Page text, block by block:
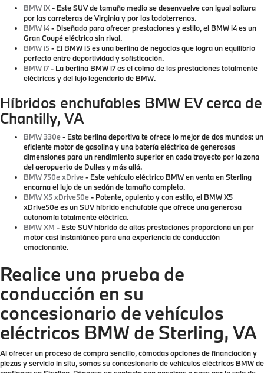
BMW iX- Este SUV de tamaño medio se desenvuelve con igual soltura
por las carreteras de Virginia y por los todoterrenos.
BMW i4- Diseñado para ofrecer prestaciones y estilo, el BMW i4 es un
Gran Coupé eléctrico sin rival.
BMW i5- El BMW i5 es una berlina de negocios que logra un equilibrio
perfecto entre deportividad y sofisticación.
BMW i7- La berlina BMW i7 es el colmo de las prestaciones totalmente
eléctricas y del lujo legendario de BMW.
Híbridos enchufables BMW EV cerca de
Chantilly, VA
BMW 330e- Esta berlina deportiva te ofrece lo mejor de dos mundos: un
eficiente motor de gasolina y una batería eléctrica de generosas
dimensiones para un rendimiento superior en cada trayecto por la zona
del aeropuerto de Dulles y más allá.
BMW 750e xDrive- Este vehículo eléctrico BMW en venta en Sterling
encarna el lujo de un sedán de tamaño completo.
BMW X5 xDrive50e- Potente, opulento y con estilo, el BMW X5
xDrive50e es un SUV híbrido enchufable que ofrece una generosa
autonomía totalmente eléctrica.
BMW XM - Este SUV híbrido de altas prestaciones proporciona un par
motor casi instantáneo para una experiencia de conducción
emocionante.
Realice una prueba de
conducción en su
concesionario de vehículos
eléctricos BMW de Sterling, VA
Al ofrecer un proceso de compra sencillo, cómodas opciones de financiación y
piezas y servicio in situ, somos su concesionario de vehículos eléctricos BMW de